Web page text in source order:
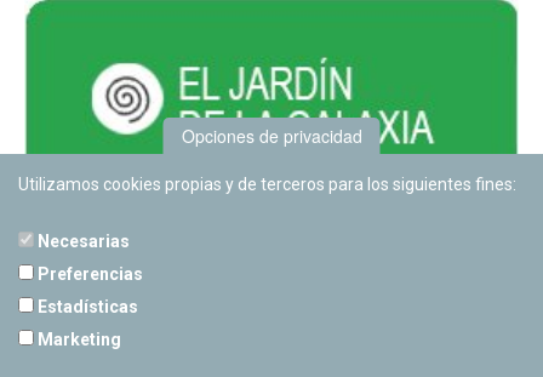
Opciones de privacidad
Utilizamos cookies propias y de terceros para los siguientes fines:
Necesarias
Preferencias
Estadísticas
Marketing